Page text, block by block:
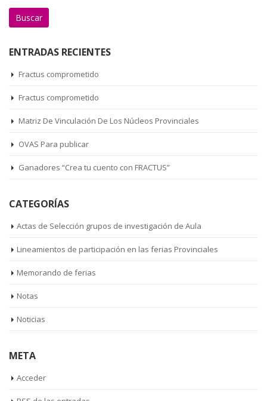
ENTRADAS RECIENTES
Fractus comprometido
Fractus comprometido
Matriz De Vinculación De Los Núcleos Provinciales
OVAS Para publicar
Ganadores “Crea tu cuento con FRACTUS”
CATEGORÍAS
Actas de Selección grupos de investigación de Aula
Lineamientos de participación en las ferias Provinciales
Memorando de ferias
Notas
Noticias
META
Acceder